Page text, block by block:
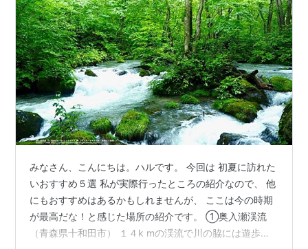
みなさん、こんにちは。ハルです。 今回は 初夏に訪れた
いおすすめ５選 私が実際行ったところの紹介なので、 他
にもおすすめはあるかもしれませんが、 ここは今の時期
が最高だな！と感じた場所の紹介です。 ①奥入瀬渓流
（青森県十和田市） １４k mの渓流で川の脇には遊歩道